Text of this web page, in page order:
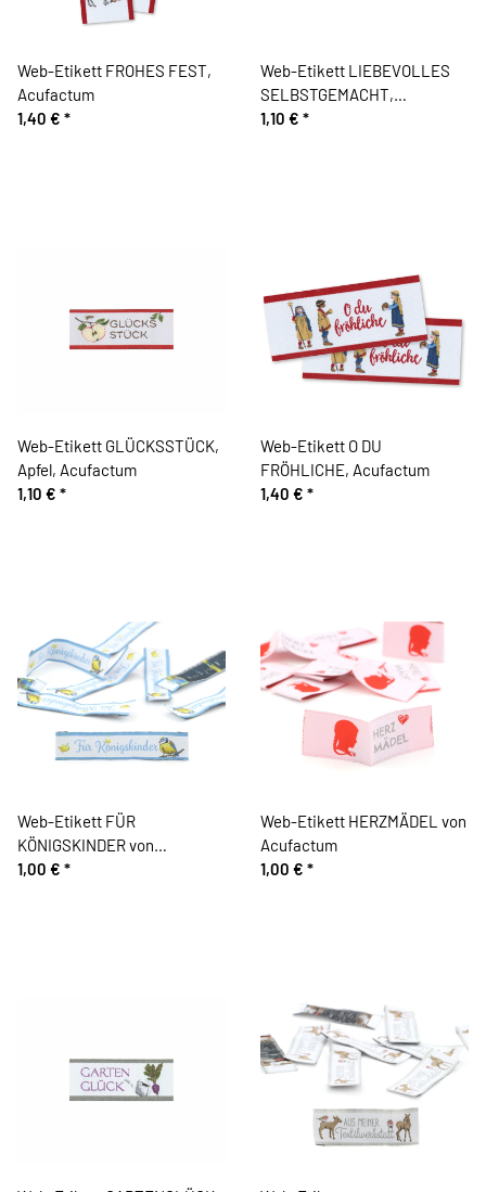
Web-Etikett FROHES FEST,
Acufactum
1,40 € *
Web-Etikett LIEBEVOLLES
SELBSTGEMACHT,
Acufactum
1,10 € *
Web-Etikett GLÜCKSSTÜCK,
Apfel, Acufactum
1,10 € *
Web-Etikett O DU
FRÖHLICHE, Acufactum
1,40 € *
Web-Etikett FÜR
KÖNIGSKINDER von
Acufactum
1,00 € *
Web-Etikett HERZMÄDEL von
Acufactum
1,00 € *